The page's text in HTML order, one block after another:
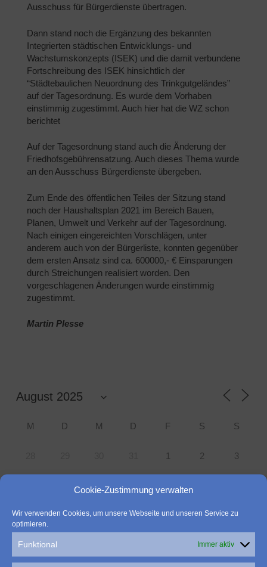
Cookie-Zustimmung verwalten
Wir verwenden Cookies, um unsere Webseite und unseren Service zu
optimieren.
Funktional Immer aktiv
Ausschuss für Bürgerdienste übertragen.
Dann stand noch die Ergänzung des bekannten
Integrierten städtischen Entwicklungs- und
Wachstumskonzepts (ISEK) und die damit verbundene
Fortschreibung des ISEK hinsichtlich der
“Städtebaulichen Neuordnung des Trinkgutgeländes”
auf der Tagesordnung. Es wurde dem Vorhaben
einstimmig zugestimmt. Auch hier hat die WZ schon
berichtet
Auf der Tagesordnung stand auch die Änderung der
Friedhofsgebührensatzung. Auch dieses Thema wurde
an den Ausschuss Bürgerdienste übergeben.
Zum Ende des öffentlichen Teiles der Sitzung stand
noch der Haushaltsplan 2021 im Bereich Bauen,
Planen, Umwelt und Verkehr auf der Tagesordnung.
Nach einigen eingereichten Vorschlägen, unter
anderem auch von der Bürgerliste, konnten gegenüber
dem ersten Ansatz sind ca. 600000,- € Einsparungen
durch Streichungen realisiert worden. Den
vorgeschlagenen Änderungen wurde einstimmig
zugestimmt.
Martin Plesse
M D M D F S S
1 2 3
6 7 8
11
18 19 20 21 22 23 24